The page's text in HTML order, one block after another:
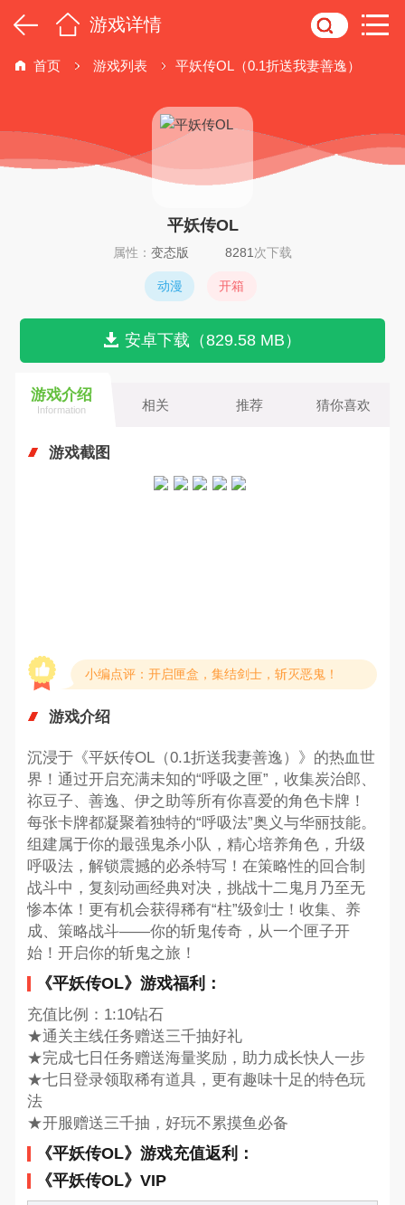
游戏详情
首页 游戏列表 平妖传OL（0.1折送我妻善逸）
平妖传OL
属性： 变态版 8281 次下载
动漫 开箱
安卓下载（829.58 MB）
游戏介绍
Information 相关 推荐 猜你喜欢
游戏截图
小编点评：开启匣盒，集结剑士，斩灭恶鬼！
游戏介绍
沉浸于《平妖传OL（0.1折送我妻善逸）》的热血世
界！通过开启充满未知的“呼吸之匣”，收集炭治郎、
祢豆子、善逸、伊之助等所有你喜爱的角色卡牌！
每张卡牌都凝聚着独特的“呼吸法”奥义与华丽技能。
组建属于你的最强鬼杀小队，精心培养角色，升级
呼吸法，解锁震撼的必杀特写！在策略性的回合制
战斗中，复刻动画经典对决，挑战十二鬼月乃至无
惨本体！更有机会获得稀有“柱”级剑士！收集、养
成、策略战斗——你的斩鬼传奇，从一个匣子开
始！开启你的斩鬼之旅！
《平妖传OL》游戏福利：
充值比例：1:10钻石
★通关主线任务赠送三千抽好礼
★完成七日任务赠送海量奖励，助力成长快人一步
★七日登录领取稀有道具，更有趣味十足的特色玩
法
★开服赠送三千抽，好玩不累摸鱼必备
《平妖传OL》游戏充值返利：
《平妖传OL》VIP